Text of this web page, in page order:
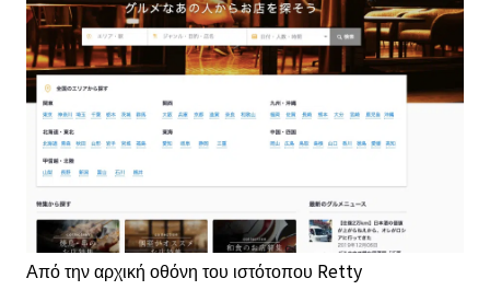
Από την αρχική οθόνη του ιστότοπου Retty